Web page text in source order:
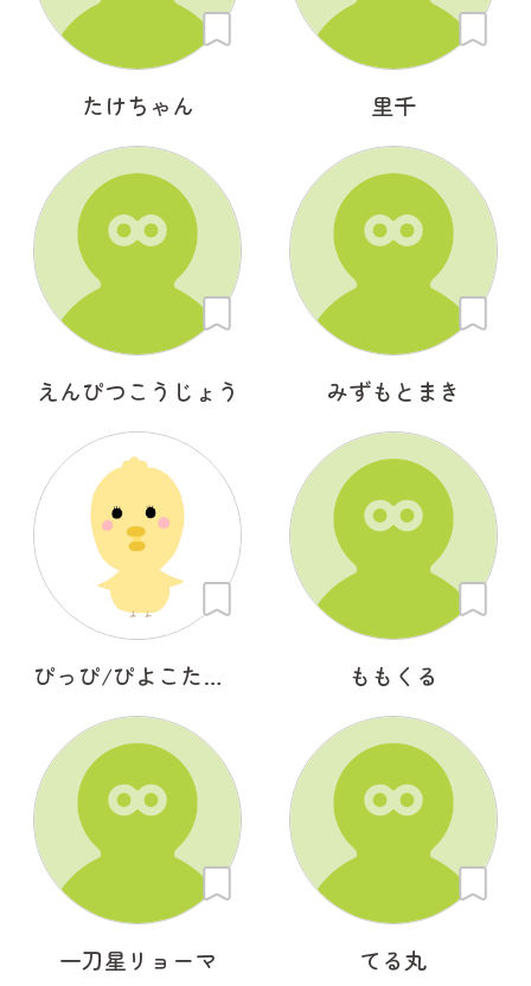
たけちゃん 里千
えんぴつこうじょう みずもとまき
ぴっぴ/ぴよこたまご ももくる
一刀星リョーマ てる丸